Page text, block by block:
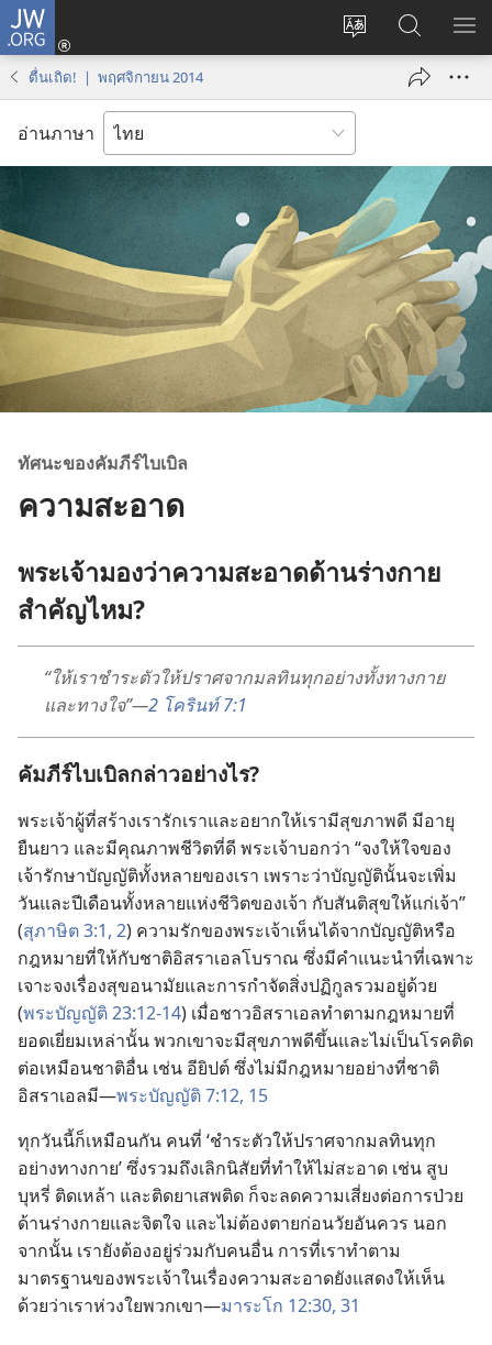
JW.ORG
เปลี่ยน
เข้า
(เปิด
ใหม่)
ค้นหา
ใน
JW.ORG
แส
ตื่นเถิด! | พฤศจิกายน 2014
อ่านภาษา
ทัศนะของคัมภีร์ไบเบิล
ความสะอาด
พระเจ้ามองว่าความสะอาดด้านร่างกาย
สำคัญไหม?
“ให้เราชำระตัวให้ปราศจากมลทินทุกอย่างทั้งทางกาย
และทางใจ”—2 โครินท์ 7:1
คัมภีร์ไบเบิลกล่าวอย่างไร?
พระเจ้าผู้ที่สร้างเรารักเราและอยากให้เรามีสุขภาพดี มีอายุ
ยืนยาว และมีคุณภาพชีวิตที่ดี พระเจ้าบอกว่า “จงให้ใจของ
เจ้ารักษาบัญญัติทั้งหลายของเรา เพราะว่าบัญญัตินั้นจะเพิ่ม
วันและปีเดือนทั้งหลายแห่งชีวิตของเจ้า กับสันติสุขให้แก่เจ้า”
(สุภาษิต 3:1, 2) ความรักของพระเจ้าเห็นได้จากบัญญัติหรือ
กฎหมายที่ให้กับชาติอิสราเอลโบราณ ซึ่งมีคำแนะนำที่เฉพาะ
เจาะจงเรื่องสุขอนามัยและการกำจัดสิ่งปฏิกูลรวมอยู่ด้วย
(พระบัญญัติ 23:12-14) เมื่อชาวอิสราเอลทำตามกฎหมายที่
ยอดเยี่ยมเหล่านั้น พวกเขาจะมีสุขภาพดีขึ้นและไม่เป็นโรคติด
ต่อเหมือนชาติอื่น เช่น อียิปต์ ซึ่งไม่มีกฎหมายอย่างที่ชาติ
อิสราเอลมี—พระบัญญัติ 7:12, 15
ทุกวันนี้ก็เหมือนกัน คนที่ ‘ชำระตัวให้ปราศจากมลทินทุก
อย่างทางกาย’ ซึ่งรวมถึงเลิกนิสัยที่ทำให้ไม่สะอาด เช่น สูบ
บุหรี่ ติดเหล้า และติดยาเสพติด ก็จะลดความเสี่ยงต่อการป่วย
ด้านร่างกายและจิตใจ และไม่ต้องตายก่อนวัยอันควร นอก
จากนั้น เรายังต้องอยู่ร่วมกับคนอื่น การที่เราทำตาม
มาตรฐานของพระเจ้าในเรื่องความสะอาดยังแสดงให้เห็น
ด้วยว่าเราห่วงใยพวกเขา—มาระโก 12:30, 31